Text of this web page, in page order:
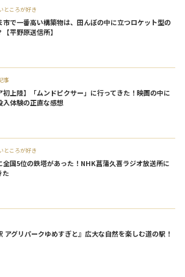
ところが好き
市で一番高い構築物は、田んぼの中に立つロケット型の
平野原送信所】
事
初上陸】「ムンドピクサー」に行ってきた！映画の中に
入体験の正直な感想
ところが好き
全国5位の鉄塔があった！NHK菖蒲久喜ラジオ放送所に
た
アグリパークゆめすぎと』広大な自然を楽しむ道の駅！